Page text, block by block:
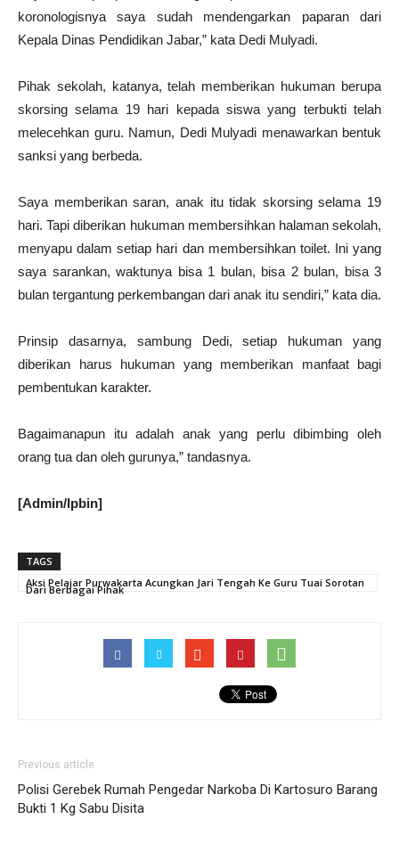
koronologisnya saya sudah mendengarkan paparan dari
Kepala Dinas Pendidikan Jabar,” kata Dedi Mulyadi.
Pihak sekolah, katanya, telah memberikan hukuman berupa
skorsing selama 19 hari kepada siswa yang terbukti telah
melecehkan guru. Namun, Dedi Mulyadi menawarkan bentuk
sanksi yang berbeda.
Saya memberikan saran, anak itu tidak skorsing selama 19
hari. Tapi diberikan hukuman membersihkan halaman sekolah,
menyapu dalam setiap hari dan membersihkan toilet. Ini yang
saya sarankan, waktunya bisa 1 bulan, bisa 2 bulan, bisa 3
bulan tergantung perkembangan dari anak itu sendiri,” kata dia.
Prinsip dasarnya, sambung Dedi, setiap hukuman yang
diberikan harus hukuman yang memberikan manfaat bagi
pembentukan karakter.
Bagaimanapun itu adalah anak yang perlu dibimbing oleh
orang tua dan oleh gurunya,” tandasnya.
[Admin/lpbin]
TAGS
Aksi Pelajar Purwakarta Acungkan Jari Tengah Ke Guru Tuai Sorotan
Dari Berbagai Pihak
Previous article
Polisi Gerebek Rumah Pengedar Narkoba Di Kartosuro Barang
Bukti 1 Kg Sabu Disita